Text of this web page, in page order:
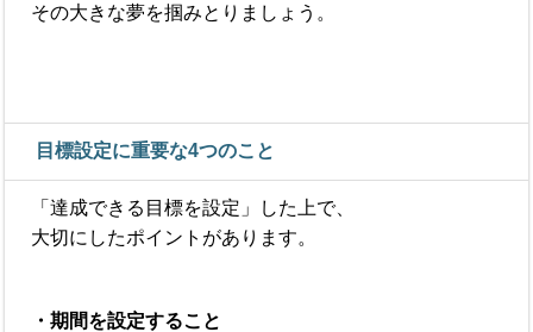
その大きな夢を掴みとりましょう。
目標設定に重要な4つのこと
「達成できる目標を設定」した上で、
大切にしたポイントがあります。
・期間を設定すること